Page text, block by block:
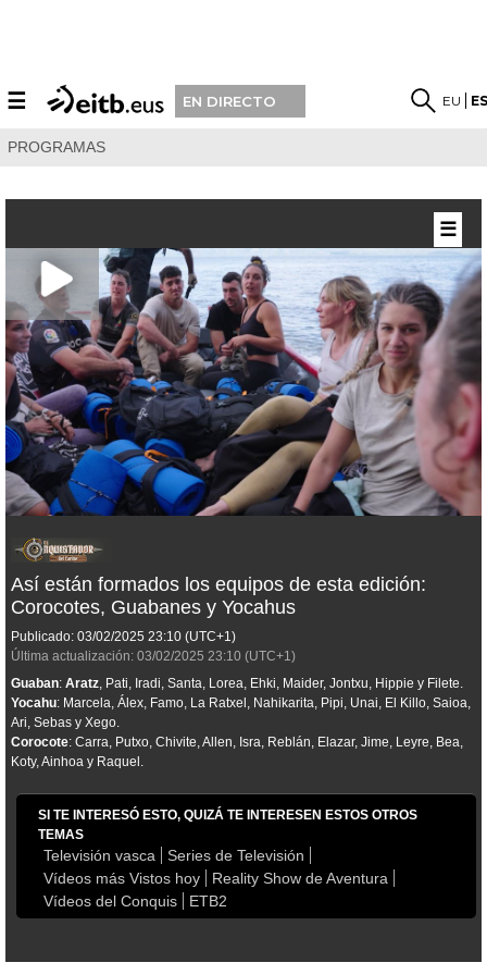
☰ EN DIRECTO EU
PROGRAMAS
Así están formados los equipos de esta edición:
Corocotes, Guabanes y Yocahus
Publicado: 03/02/2025 23:10 (UTC+1)
Última actualización: 03/02/2025 23:10 (UTC+1)
Guaban: Aratz, Pati, Iradi, Santa, Lorea, Ehki, Maider, Jontxu, Hippie y Filete.
Yocahu: Marcela, Álex, Famo, La Ratxel, Nahikarita, Pipi, Unai, El Killo, Saioa,
Ari, Sebas y Xego.
Corocote: Carra, Putxo, Chivite, Allen, Isra, Reblán, Elazar, Jime, Leyre, Bea,
Koty, Ainhoa y Raquel.
SI TE INTERESÓ ESTO, QUIZÁ TE INTERESEN ESTOS OTROS
TEMAS
Televisión vasca
Series de Televisión
Vídeos más Vistos hoy
Reality Show de Aventura
Vídeos del Conquis
ETB2
☰